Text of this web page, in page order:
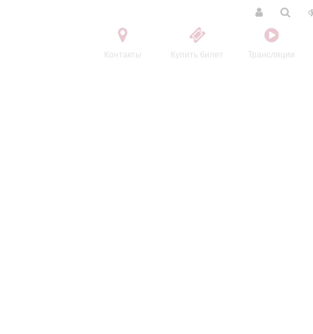
Контакты Купить билет Трансляции